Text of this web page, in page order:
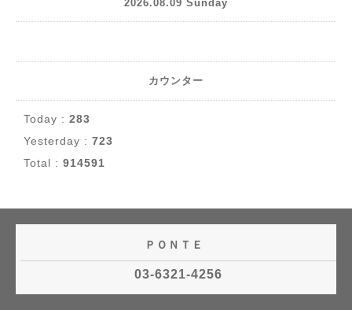
2026.08.09 Sunday
カウンター
Today : 283
Yesterday : 723
Total : 914591
ＰＯＮＴＥ
03-6321-4256